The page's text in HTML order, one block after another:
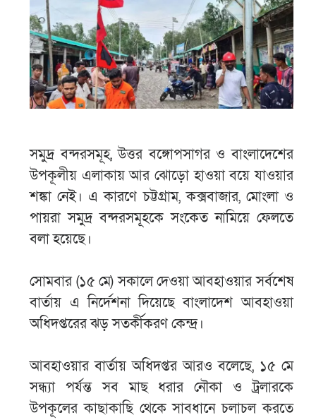
সমুদ্র বন্দরসমূহ, উত্তর বঙ্গোপসাগর ও বাংলাদেশের
উপকূলীয় এলাকায় আর ঝোড়ো হাওয়া বয়ে যাওয়ার
শঙ্কা নেই। এ কারণে চট্টগ্রাম, কক্সবাজার, মোংলা ও
পায়রা সমুদ্র বন্দরসমূহকে সংকেত নামিয়ে ফেলতে
বলা হয়েছে।
সোমবার (১৫ মে) সকালে দেওয়া আবহাওয়ার সর্বশেষ
বার্তায় এ নির্দেশনা দিয়েছে বাংলাদেশ আবহাওয়া
অধিদপ্তরের ঝড় সতর্কীকরণ কেন্দ্র।
আবহাওয়ার বার্তায় অধিদপ্তর আরও বলেছে, ১৫ মে
সন্ধ্যা পর্যন্ত সব মাছ ধরার নৌকা ও ট্রলারকে
উপকূলের কাছাকাছি থেকে সাবধানে চলাচল করতে